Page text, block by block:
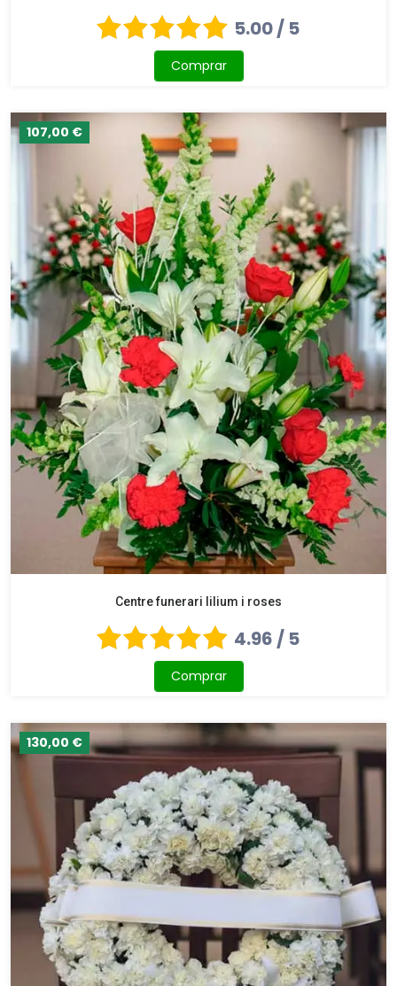
5.00 / 5
Comprar
107,00 €
Centre funerari lilium i roses
4.96 / 5
Comprar
130,00 €